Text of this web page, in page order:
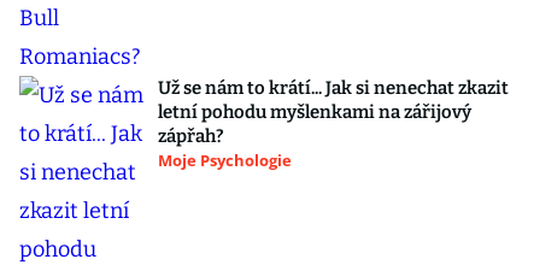
Už se nám to krátí... Jak si nenechat zkazit
letní pohodu myšlenkami na zářijový
zápřah?
Moje Psychologie